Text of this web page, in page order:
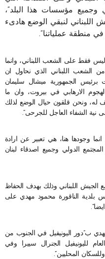
وجميع مؤسسات هذا البلد”،
اللبناني لنبقي الوضع هادىء
منطقة عملياتنا”.
ليس فقط على الشعب اللبناني، وانما
من الشعب اللبناني الذي نحاول ان
برئيس الجمهورية ميشال سليمان
الارهابي في بيروت، وان ما
ونحن قلقون حيال الوضع لذلك
الشفاء العاجل للجرحى”.
وجودها هنا، هي تعبير عن ارادة
الدولي وجميع اصدقاء لبنان
الجيش اللبناني وذلك بهدف الحفاظ
بلدية الناقورة محمود مهدي على
ب”دور اليونيفيل في الجنوب من
لليونيفيل الجنرال سييرا وفي
المحليين”.